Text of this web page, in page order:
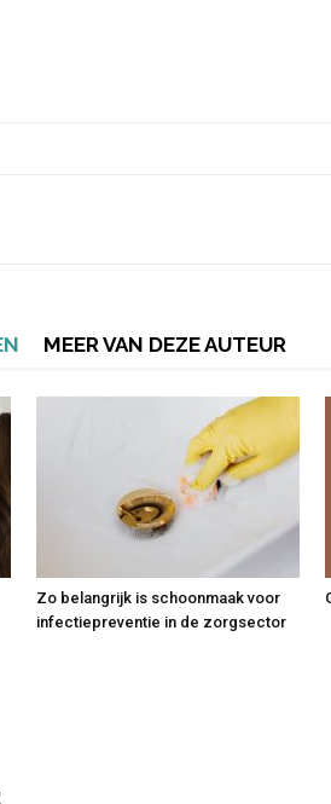
MEER VAN DEZE AUTEUR
Zo belangrijk is schoonmaak voor
infectiepreventie in de zorgsector